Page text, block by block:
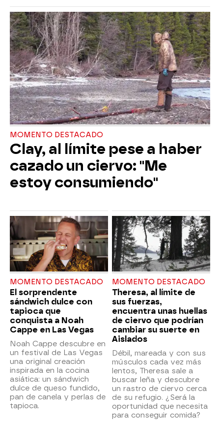
MOMENTO DESTACADO
Clay, al límite pese a haber
cazado un ciervo: "Me
estoy consumiendo"
MOMENTO DESTACADO
El sorprendente
sándwich dulce con
tapioca que
conquista a Noah
Cappe en Las Vegas
Noah Cappe descubre en
un festival de Las Vegas
una original creación
inspirada en la cocina
asiática: un sándwich
dulce de queso fundido,
pan de canela y perlas de
tapioca.
MOMENTO DESTACADO
Theresa, al límite de
sus fuerzas,
encuentra unas huellas
de ciervo que podrían
cambiar su suerte en
Aislados
Débil, mareada y con sus
músculos cada vez más
lentos, Theresa sale a
buscar leña y descubre
un rastro de ciervo cerca
de su refugio. ¿Será la
oportunidad que necesita
para conseguir comida?